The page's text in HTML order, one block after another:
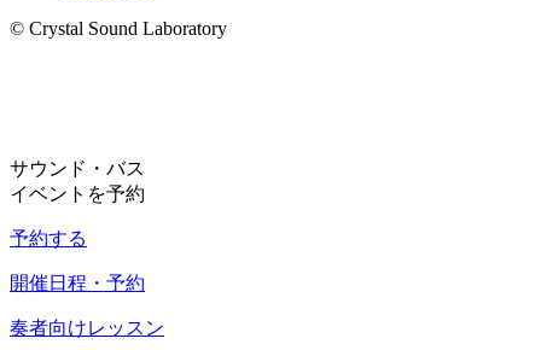
© Crystal Sound Laboratory
サウンド・バス
イベントを予約
予約する
開催日程・予約
奏者向けレッスン